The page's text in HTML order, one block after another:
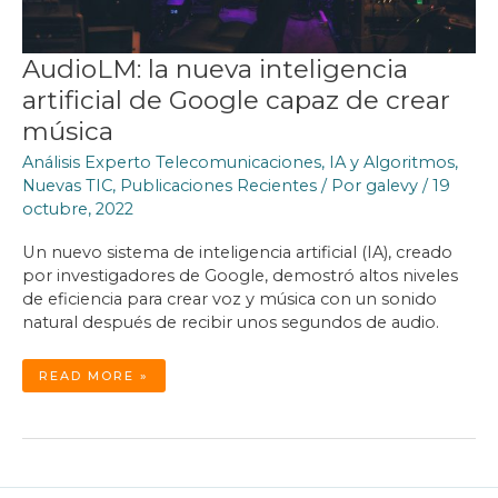
AudioLM: la nueva inteligencia
artificial de Google capaz de crear
música
Análisis Experto Telecomunicaciones, IA y Algoritmos,
Nuevas TIC, Publicaciones Recientes / Por galevy /19
octubre, 2022
Un nuevo sistema de inteligencia artificial (IA), creado
por investigadores de Google, demostró altos niveles
de eficiencia para crear voz y música con un sonido
natural después de recibir unos segundos de audio.
AUDIOLM:
LA
NUEVA
GOOGLE
MÚSICA
READ MORE »